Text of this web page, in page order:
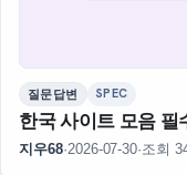
질문답변 SPEC
한국 사이트 모음
지우68·2026-07-30·조회